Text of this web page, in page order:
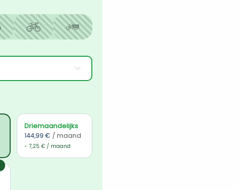
Driemaandelijks
144,99 € / maand
- 7,25 € / maand